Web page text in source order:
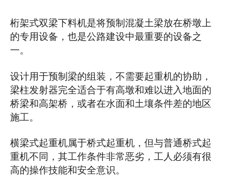
桁架式双梁下料机是将预制混凝土梁放在桥墩上
的专用设备，也是公路建设中最重要的设备之
一。
设计用于预制梁的组装，不需要起重机的协助，
梁柱发射器完全适合于有高墩和难以进入地面的
桥梁和高架桥，或者在水面和土壤条件差的地区
施工。
横梁式起重机属于桥式起重机，但与普通桥式起
重机不同，其工作条件非常恶劣，工人必须有很
高的操作技能和安全意识。